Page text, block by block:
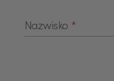
Nazwisko *